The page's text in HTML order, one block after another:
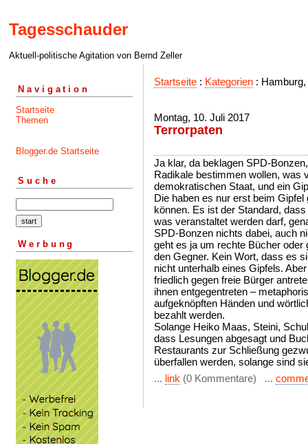
Tagesschauder
Aktuell-politische Agitation von Bernd Zeller
Navigation
Startseite
Themen
Blogger.de Startseite
Suche
Werbung
Startseite : Kategorien :
Montag, 10. Juli 2017
Terrorpaten
Ja klar, da beklagen SPD-
Radikale bestimmen wollen, was
demokratischen Staat, und ein
Die haben es nur erst beim
können. Es ist der Standard,
was veranstaltet werden darf,
SPD-Bonzen nichts dabei, auch
geht es ja um rechte Bücher
den Gegner. Kein Wort, dass es
nicht unterhalb eines Gipfels.
friedlich gegen freie Bürger
ihnen entgegentreten –
aufgeknöpften Händen und
bezahlt werden.
Solange Heiko Maas, Steini,
dass Lesungen abgesagt und
Restaurants zur Schließung
überfallen werden, solange sind
... link (0 Kommentare) ...